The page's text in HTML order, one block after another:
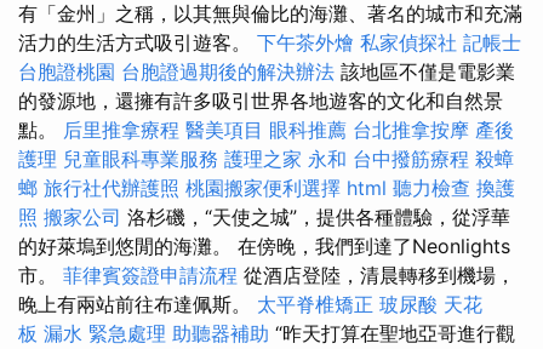
有「金州」之稱，以其無與倫比的海灘、著名的城市和充滿
活力的生活方式吸引遊客。 下午茶外燴 私家偵探社 記帳士
台胞證桃園 台胞證過期後的解決辦法 該地區不僅是電影業
的發源地，還擁有許多吸引世界各地遊客的文化和自然景
點。 后里推拿療程 醫美項目 眼科推薦 台北推拿按摩 產後
護理 兒童眼科專業服務 護理之家 永和 台中撥筋療程 殺蟑
螂 旅行社代辦護照 桃園搬家便利選擇 html 聽力檢查 換護
照 搬家公司 洛杉磯，“天使之城”，提供各種體驗，從浮華
的好萊塢到悠閒的海灘。 在傍晚，我們到達了Neonlights
市。 菲律賓簽證申請流程 從酒店登陸，清晨轉移到機場，
晚上有兩站前往布達佩斯。 太平脊椎矯正 玻尿酸 天花
板 漏水 緊急處理 助聽器補助 “昨天打算在聖地亞哥進行觀